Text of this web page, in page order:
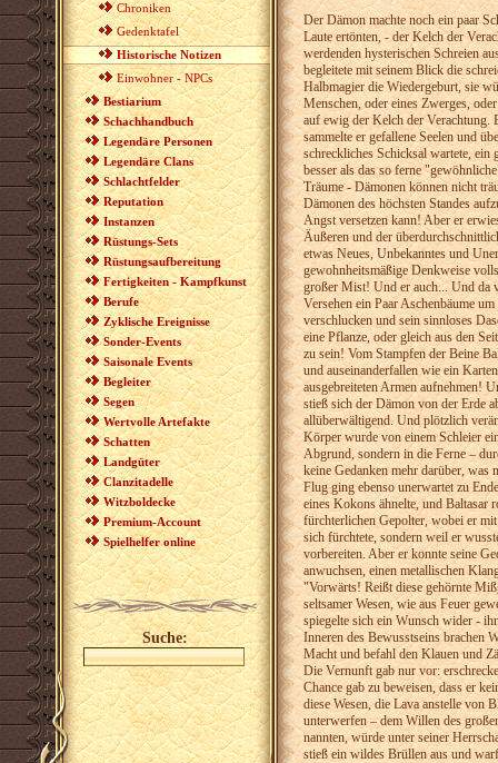
Chroniken
Gedenktafel
Historische Notizen
Einwohner - NPCs
Bestiarium
Schachhandbuch
Legendäre Personen
Legendäre Clans
Schlachtfelder
Reputation
Instanzen
Rüstungs-Sets
Rüstungsaufbereitung
Fertigkeiten - Kampfkunst
Berufe
Zyklische Ereignisse
Sonder-Events
Saisonale Events
Begleiter
Segen
Wertvolle Artefakte
Schatten
Landgüter
Clanzitadelle
Witzboldecke
Premium-Account
Spielhelfer online
Suche:
Der Dämon machte noch ein paar
Laute ertönten, - der Kelch der
werdenden hysterischen Schreien
begleitete mit seinem Blick die
Halbmagier die Wiedergeburt, sie
Menschen, oder eines Zwerges,
auf ewig der Kelch der Verachtung.
sammelte er gefallene Seelen und
schreckliches Schicksal wartete,
besser als das so ferne
Träume - Dämonen können nicht
Dämonen des höchsten Standes
Angst versetzen kann! Aber er
Äußeren und der
etwas Neues, Unbekanntes und
gewohnheitsmäßige Denkweise
großer Mist! Und er auch... Und da
Versehen ein Paar Aschenbäume
verschlucken und sein sinnloses
eine Pflanze, oder gleich aus den
zu sein! Vom Stampfen der Beine
und auseinanderfallen wie ein
ausgebreiteten Armen aufnehmen!
stieß sich der Dämon von der Erde
allüberwältigend. Und plötzlich
Körper wurde von einem Schleier
Abgrund, sondern in die Ferne –
keine Gedanken mehr darüber,
Flug ging ebenso unerwartet zu
eines Kokons ähnelte, und Baltasar
fürchterlichen Gepolter, wobei er
sich fürchtete, sondern weil er
vorbereiten. Aber er konnte seine
anwuchsen, einen metallischen
"Vorwärts! Reißt diese gehörnte
seltsamer Wesen, wie aus Feuer
spiegelte sich ein Wunsch wider -
Inneren des Bewusstseins brachen
Macht und befahl den Klauen und
Die Vernunft gab nur vor:
Chance gab zu beweisen, dass er
diese Wesen, die Lava anstelle von
unterwerfen – dem Willen des
nannten, würde unter seiner
stieß ein wildes Brüllen aus und